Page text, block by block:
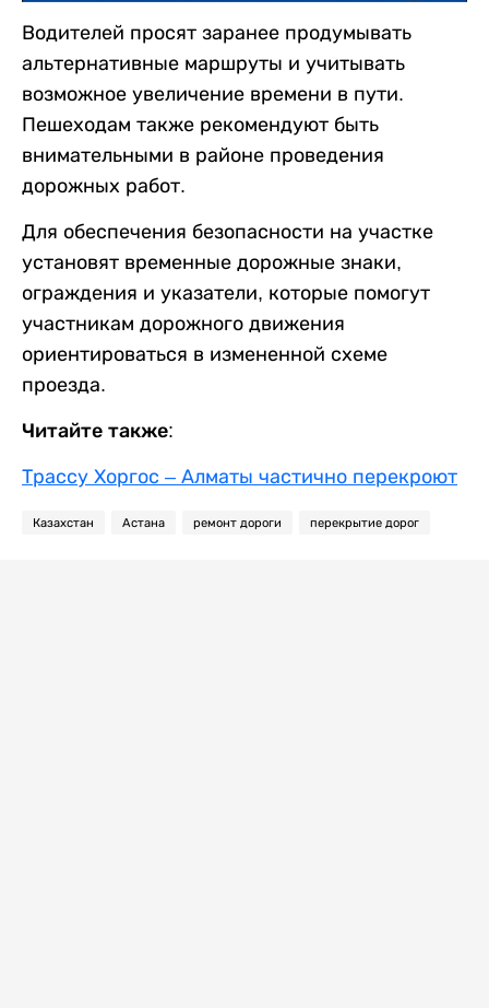
Водителей просят заранее продумывать
альтернативные маршруты и учитывать
возможное увеличение времени в пути.
Пешеходам также рекомендуют быть
внимательными в районе проведения
дорожных работ.
Для обеспечения безопасности на участке
установят временные дорожные знаки,
ограждения и указатели, которые помогут
участникам дорожного движения
ориентироваться в измененной схеме
проезда.
Читайте также:
Трассу Хоргос – Алматы частично перекроют
Казахстан Астана ремонт дороги перекрытие дорог